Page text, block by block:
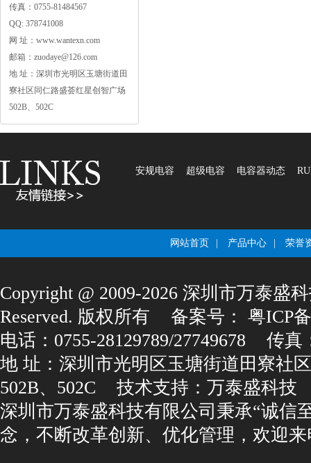
传真：0755-81484567
QQ:378741008
网址：www.wantexn.com
邮箱：zuodaye@126.com
地址：深圳市光明区玉塘街道田
寮社区同仁路盛荟红星创智广场
502B、502C
安规电容 超级电容 电容器动态
网站首页 产品中心 荣誉
Copyright@2009-2026深圳市万泰盛
Reserved.版权所有
备案号：
粤ICP
电话：0755-28129789/27749678
传真
地址：深圳市光明区玉塘街道田寮社
502B、502C
技术支持： 万泰盛科技
深圳市万泰盛科技有限公司秉承“诚信
念，不断改革创新、优化管理，欢迎